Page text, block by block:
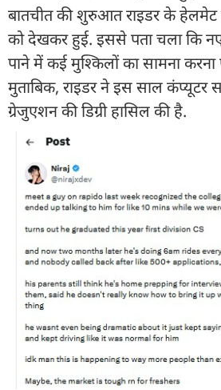
बातचीत की शुरुआत राइडर के
को देखकर हुई. इससे पता चला कि
पाने में कई मुश्किलों का सामना
मुताबिक, राइडर ने इस साल कंप्यूटर
ग्रेजुएशन की डिग्री हासिल की है.